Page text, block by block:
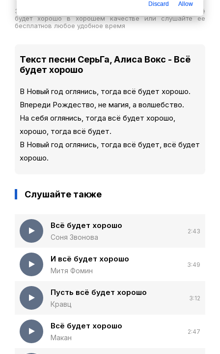
Здесь вы можете скачать песню СерьГа, Алиса Вокс - Всё
будет хорошо в хорошем качестве или слушайте ее
бесплатнов любое удобное время
Текст песни СерьГа, Алиса Вокс - Всё
будет хорошо
В Новый год оглянись, тогда всё будет хорошо.
Впереди Рождество, не магия, а волшебство.
На себя оглянись, тогда всё будет хорошо,
хорошо, тогда всё будет.
В Новый год оглянись, тогда всё будет, всё будет
хорошо.
Слушайте также
Всё будет хорошо
Соня Звонова
2:43
И всё будет хорошо
Митя Фомин
3:49
Пусть всё будет хорошо
Кравц
3:12
Всё будет хорошо
Макан
2:47
Discard Allow